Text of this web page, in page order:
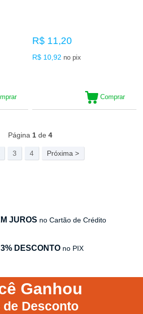
R$ 11,20
R$ 10,92 no pix
Comprar
Página 1de 4
3 4 Próxima >
JUROS no Cartão de Crédito
3% DESCONTO no PIX
Ganhou
de Desconto